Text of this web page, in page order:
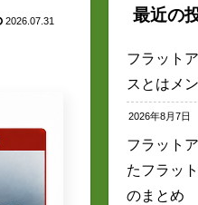
2026.07.31 最近の
フラット
スとはメ
2026年8月7日
フラット
たフラッ
のまとめ